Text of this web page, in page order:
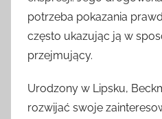
potrzeba pokazania
często ukazując ją w
przejmujący.
Urodzony w Lipsku,
rozwijać swoje